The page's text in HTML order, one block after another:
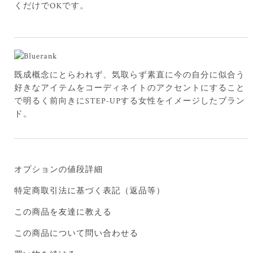
くだけでOKです。
既成概念にとらわれず、気取らず素直に今の自分に似合う
好きなアイテムをコーディネイトのアクセントにすること
で明るく前向きにSTEP-UPする女性をイメージしたブラン
ド。
オプションの値段詳細
特定商取引法に基づく表記（返品等）
この商品を友達に教える
この商品について問い合わせる